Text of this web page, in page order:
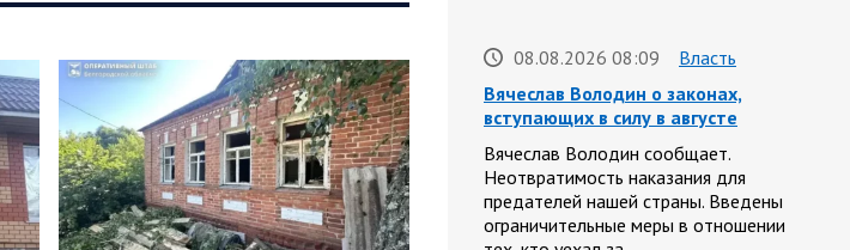
08.08.2026 08:09
Власть
Вячеслав Володин о законах,
вступающих в силу в августе
Вячеслав Володин сообщает.
Неотвратимость наказания для
предателей нашей страны. Введены
ограничительные меры в отношении